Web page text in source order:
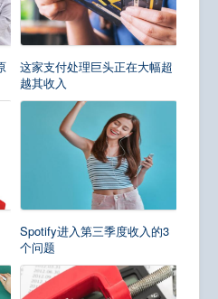
这家支付处理巨头正在大幅超
越其收入
Spotify进入第三季度收入的3
个问题